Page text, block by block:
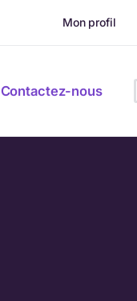
Mon profil
Contactez-nous